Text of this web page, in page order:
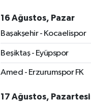
16 Ağustos, Pazar
Başakşehir - Kocaelispor
Beşiktaş - Eyüpspor
Amed - Erzurumspor FK
17 Ağustos, Pazartesi